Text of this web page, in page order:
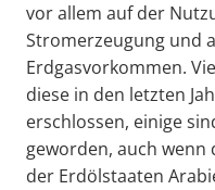
vor allem auf der
Stromerzeugung und
Erdgasvorkommen.
diese in den letzten
erschlossen, einige
geworden, auch
der Erdölstaaten